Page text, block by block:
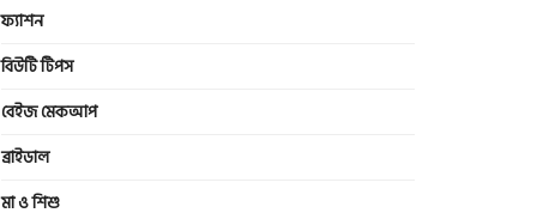
ফ্যাশন
বিউটি টিপস
বেইজ মেকআপ
ব্রাইডাল
মা ও শিশু